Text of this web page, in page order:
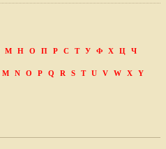
М Н О П Р С Т У Ф Х Ц
Ч
M N O P Q R S T U V W X
Y